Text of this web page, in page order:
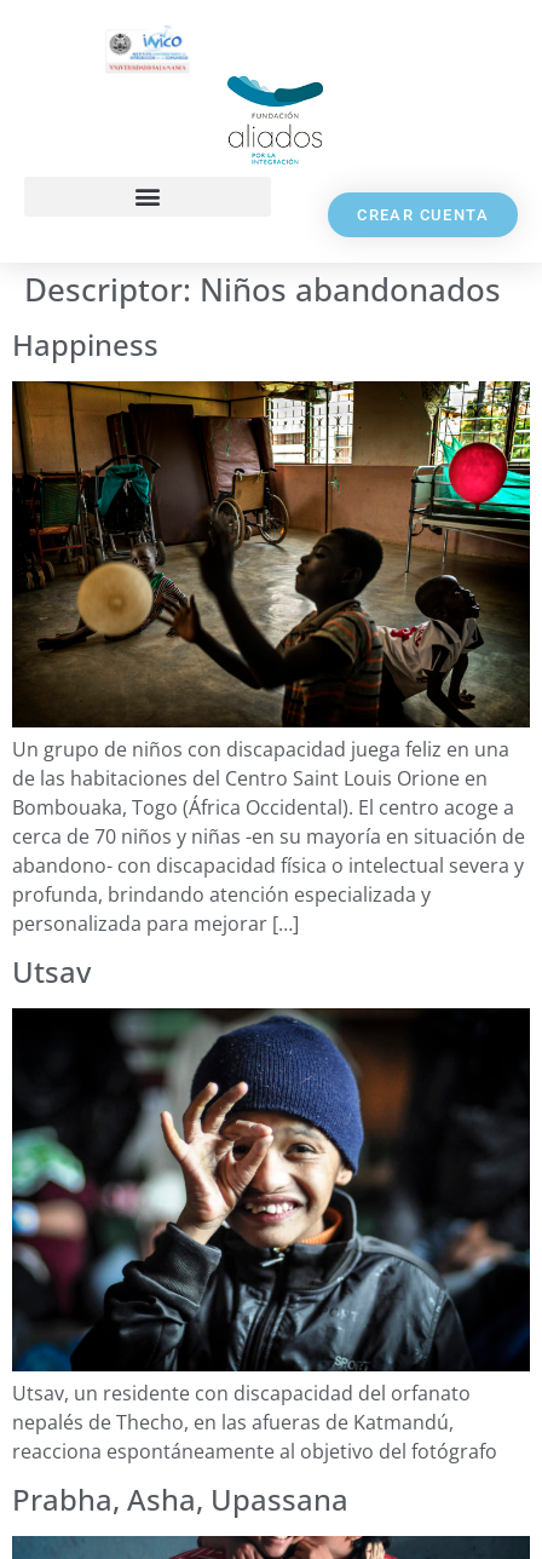
CREAR CUENTA
Descriptor: Niños abandonados
Happiness
Un grupo de niños con discapacidad juega feliz en una
de las habitaciones del Centro Saint Louis Orione en
Bombouaka, Togo (África Occidental). El centro acoge a
cerca de 70 niños y niñas -en su mayoría en situación de
abandono- con discapacidad física o intelectual severa y
profunda, brindando atención especializada y
personalizada para mejorar […]
Utsav
Utsav, un residente con discapacidad del orfanato
nepalés de Thecho, en las afueras de Katmandú,
reacciona espontáneamente al objetivo del fotógrafo
Prabha, Asha, Upassana